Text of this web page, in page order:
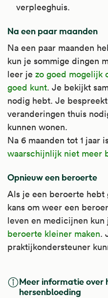
verpleeghuis.
Na een paar maanden
Na een paar maanden
kun je sommige dingen
leer je zo goed mogelijk
goed kunt. Je bekijkt
nodig hebt. Je
veranderingen thuis
kunnen wonen.
Na 6 maanden tot 1 jaar
waarschijnlijk niet meer
Opnieuw een beroerte
Als je een beroerte hebt
kans om weer een
leven en medicijnen kun
beroerte kleiner maken.
praktijkondersteuner
Meer informatie over
hersenbloeding